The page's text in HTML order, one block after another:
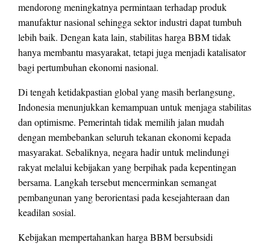
mendorong meningkatnya permintaan terhadap produk
manufaktur nasional sehingga sektor industri dapat tumbuh
lebih baik. Dengan kata lain, stabilitas harga BBM tidak
hanya membantu masyarakat, tetapi juga menjadi katalisator
bagi pertumbuhan ekonomi nasional.
Di tengah ketidakpastian global yang masih berlangsung,
Indonesia menunjukkan kemampuan untuk menjaga stabilitas
dan optimisme. Pemerintah tidak memilih jalan mudah
dengan membebankan seluruh tekanan ekonomi kepada
masyarakat. Sebaliknya, negara hadir untuk melindungi
rakyat melalui kebijakan yang berpihak pada kepentingan
bersama. Langkah tersebut mencerminkan semangat
pembangunan yang berorientasi pada kesejahteraan dan
keadilan sosial.
Kebijakan mempertahankan harga BBM bersubsidi